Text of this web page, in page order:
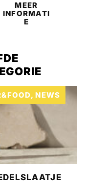
MEER
INFORMATI
E
,NEWS